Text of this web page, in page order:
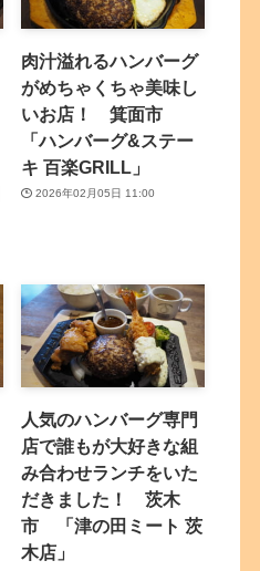
肉汁溢れるハンバーグ
がめちゃくちゃ美味し
いお店！ 箕面市
「ハンバーグ&ステー
キ 百楽GRILL」
2026年02月05日 11:00
人気のハンバーグ専門
店で誰もが大好きな組
み合わせランチをいた
だきました！ 茨木
市 「津の田ミート 茨
木店」